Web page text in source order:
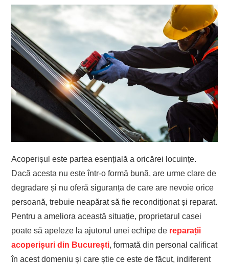
Acoperișul este partea esențială a oricărei locuințe.
Dacă acesta nu este într-o formă bună, are urme clare de
degradare și nu oferă siguranța de care are nevoie orice
persoană, trebuie neapărat să fie recondiționat și reparat.
Pentru a ameliora această situație, proprietarul casei
poate să apeleze la ajutorul unei echipe de reparații
acoperișuri din București, formată din personal calificat
în acest domeniu și care știe ce este de făcut, indiferent